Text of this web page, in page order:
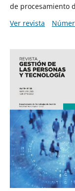
de procesamiento
Ver revista